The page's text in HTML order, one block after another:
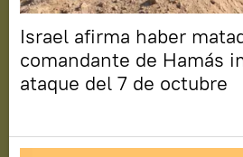
Israel afirma haber
comandante de Hamás
ataque del 7 de octubre